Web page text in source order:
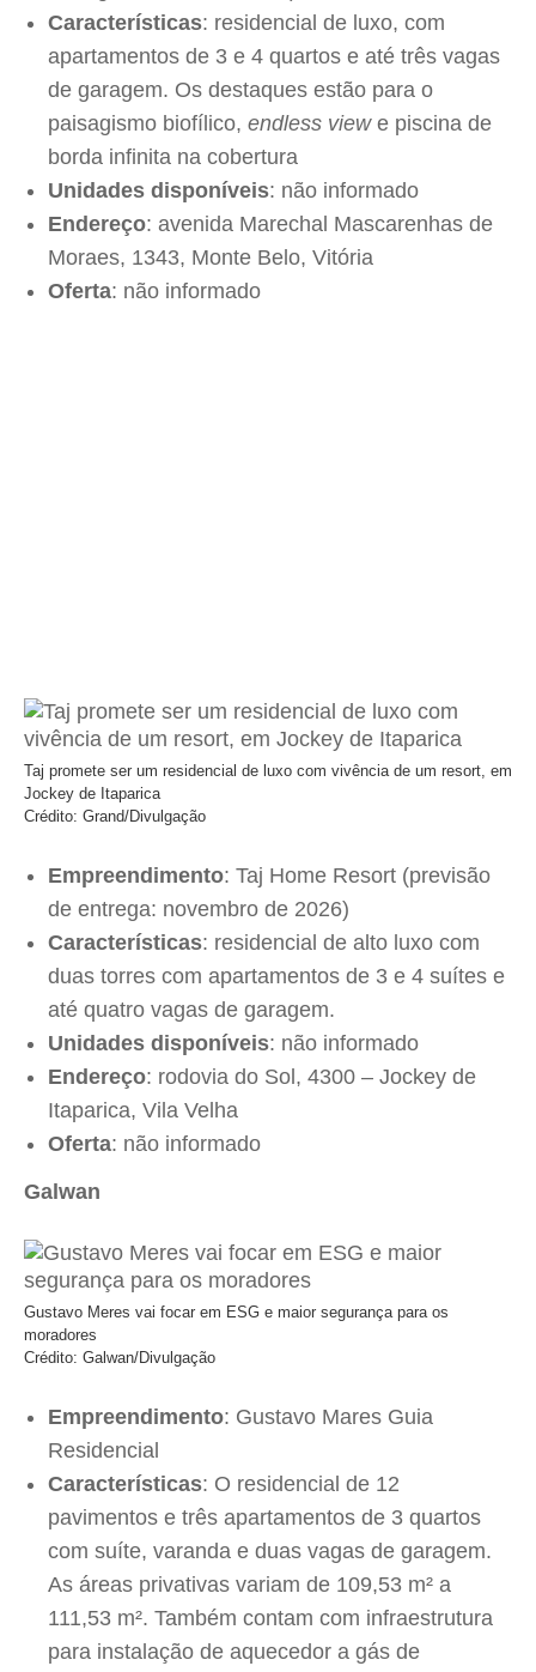
Características: residencial de luxo, com
apartamentos de 3 e 4 quartos e até três vagas
de garagem. Os destaques estão para o
paisagismo biofílico, endless viewe piscina de
borda infinita na cobertura
Unidades disponíveis: não informado
Endereço: avenida Marechal Mascarenhas de
Moraes, 1343, Monte Belo, Vitória
Oferta: não informado
Taj promete ser um residencial de luxo com vivência de um resort, em
Jockey de Itaparica
Crédito: Grand/Divulgação
Empreendimento: Taj Home Resort (previsão
de entrega: novembro de 2026)
Características: residencial de alto luxo com
duas torres com apartamentos de 3 e 4 suítes e
até quatro vagas de garagem.
Unidades disponíveis: não informado
Endereço: rodovia do Sol, 4300 – Jockey de
Itaparica, Vila Velha
Oferta: não informado
Galwan
Gustavo Meres vai focar em ESG e maior segurança para os
moradores
Crédito: Galwan/Divulgação
Empreendimento: Gustavo Mares Guia
Residencial
Características: O residencial de 12
pavimentos e três apartamentos de 3 quartos
com suíte, varanda e duas vagas de garagem.
As áreas privativas variam de 109,53 m² a
111,53 m². Também contam com infraestrutura
para instalação de aquecedor a gás de